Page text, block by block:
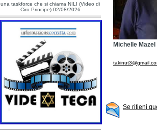
una taskforce che si chiama NILI (Video di
Ciro Principe) 02/08/2026
Michelle Mazel
Se ritieni